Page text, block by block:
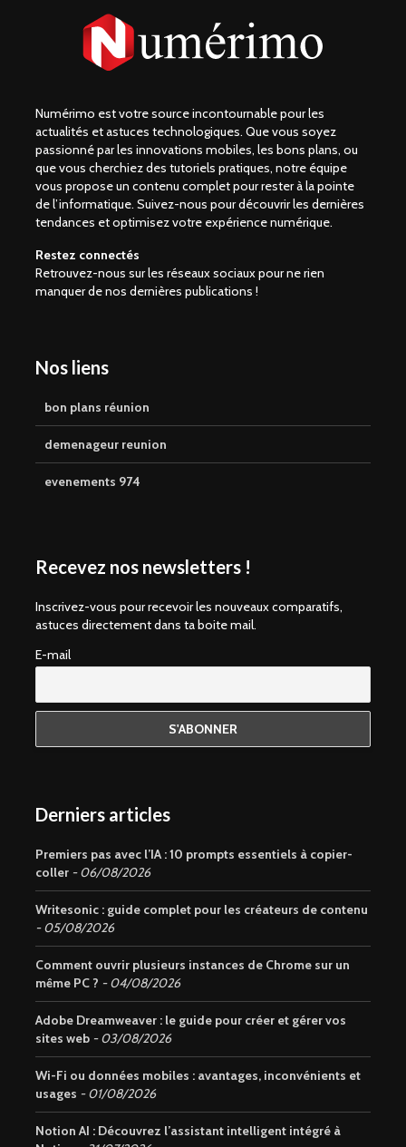
Numérimo est votre source incontournable pour les
actualités et astuces technologiques. Que vous soyez
passionné par les innovations mobiles, les bons plans, ou
que vous cherchiez des tutoriels pratiques, notre équipe
vous propose un contenu complet pour rester à la pointe
de l’informatique. Suivez-nous pour découvrir les dernières
tendances et optimisez votre expérience numérique.
Restez connectés
Retrouvez-nous sur les réseaux sociaux pour ne rien
manquer de nos dernières publications !
Nos liens
bon plans réunion
demenageur reunion
evenements 974
Recevez nos newsletters !
Inscrivez-vous pour recevoir les nouveaux comparatifs,
astuces directement dans ta boite mail.
E-mail
Derniers articles
Premiers pas avec l’IA : 10 prompts essentiels à copier-
coller
06/08/2026
Writesonic : guide complet pour les créateurs de contenu
05/08/2026
Comment ouvrir plusieurs instances de Chrome sur un
même PC ?
04/08/2026
Adobe Dreamweaver : le guide pour créer et gérer vos
sites web
03/08/2026
Wi-Fi ou données mobiles : avantages, inconvénients et
usages
01/08/2026
Notion AI : Découvrez l’assistant intelligent intégré à